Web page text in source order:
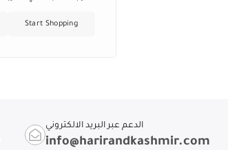
Start Shopping
الدعم عبر البريد الالكتروني
info@harirandkashmir.com